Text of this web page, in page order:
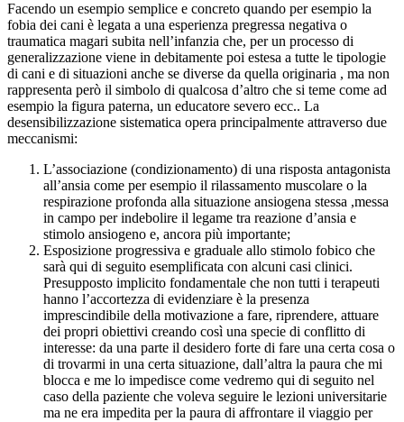
Facendo un esempio semplice e concreto quando per esempio la
fobia dei cani è legata a una esperienza pregressa negativa o
traumatica magari subita nell’infanzia che, per un processo di
generalizzazione viene in debitamente poi estesa a tutte le tipologie
di cani e di situazioni anche se diverse da quella originaria , ma non
rappresenta però il simbolo di qualcosa d’altro che si teme come ad
esempio la figura paterna, un educatore severo ecc.. La
desensibilizzazione sistematica opera principalmente attraverso due
meccanismi:
L’associazione (condizionamento) di una risposta antagonista
all’ansia come per esempio il rilassamento muscolare o la
respirazione profonda alla situazione ansiogena stessa ,messa
in campo per indebolire il legame tra reazione d’ansia e
stimolo ansiogeno e, ancora più importante;
Esposizione progressiva e graduale allo stimolo fobico che
sarà qui di seguito esemplificata con alcuni casi clinici.
Presupposto implicito fondamentale che non tutti i terapeuti
hanno l’accortezza di evidenziare è la presenza
imprescindibile della motivazione a fare, riprendere, attuare
dei propri obiettivi creando così una specie di conflitto di
interesse: da una parte il desidero forte di fare una certa cosa o
di trovarmi in una certa situazione, dall’altra la paura che mi
blocca e me lo impedisce come vedremo qui di seguito nel
caso della paziente che voleva seguire le lezioni universitarie
ma ne era impedita per la paura di affrontare il viaggio per